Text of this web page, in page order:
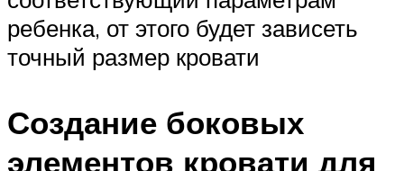
ребенка, от этого будет зависеть
точный размер кровати
Создание боковых
элементов кровати для